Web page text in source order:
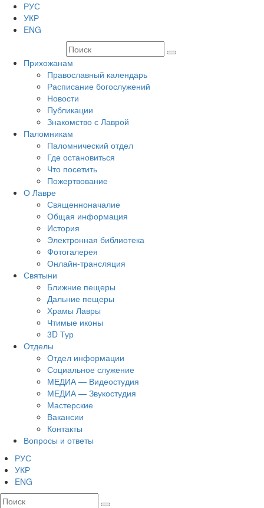
РУС
УКР
ENG
Прихожанам
Православный календарь
Расписание богослужений
Новости
Публикации
Знакомство с Лаврой
Паломникам
Паломнический отдел
Где остановиться
Что посетить
Пожертвование
О Лавре
Священноначалие
Общая информация
История
Электронная библиотека
Фотогалерея
Онлайн-трансляция
Святыни
Ближние пещеры
Дальние пещеры
Храмы Лавры
Чтимые иконы
3D Тур
Отделы
Отдел информации
Социальное служение
МЕДИА — Видеостудия
МЕДИА — Звукостудия
Мастерские
Вакансии
Контакты
Вопросы и ответы
РУС
УКР
ENG